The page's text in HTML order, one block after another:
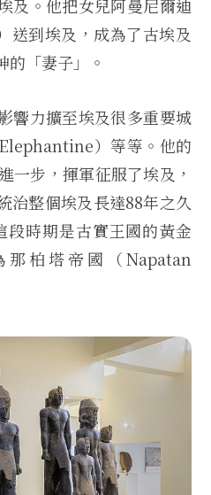
及。他把女兒阿曼尼爾迪
到埃及，成為了古埃及
的「妻子」。
響力擴至埃及很多重要城
）等等。他的
一步，揮軍征服了埃及，
治整個埃及長達88年之久
段時期是古實王國的黃金
柏塔帝國（Napatan